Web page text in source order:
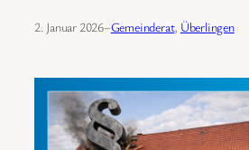
2. Januar 2026–Gemeinderat, Überlingen